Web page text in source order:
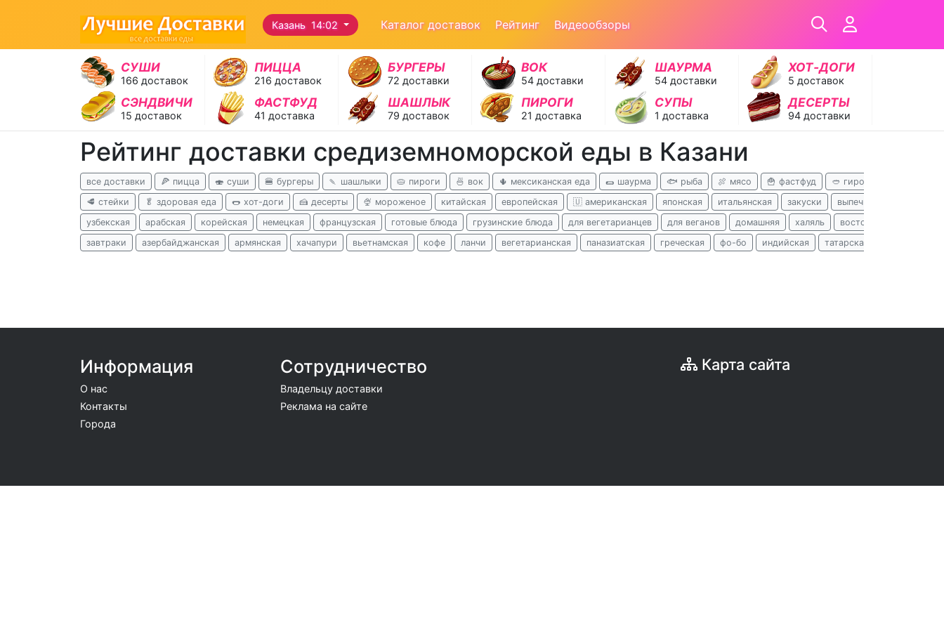
Казань 14:02 Каталог доставок Рейтинг Видеообзоры
СУШИ
166 доставок
ПИЦЦА
216 доставок
БУРГЕРЫ
72 доставки
ВОК
54 доставки
ШАУРМА
54 доставки
ХОТ‑ДОГИ
5 доставок
СЭНДВИЧИ
15 доставок
ФАСТФУД
41 доставка
ШАШЛЫК
79 доставок
ПИРОГИ
21 доставка
СУПЫ
1 доставка
ДЕСЕРТЫ
94 доставки
Рейтинг доставки средиземноморской еды в Казани
все доставки 🍕 пицца 🍣 суши 🍔 бургеры 🍡 шашлыки 🥧 пироги 🍜 вок 🌵 мексиканская еда 🌯 шаурма 🐟 рыба 🍖 мясо 🍟 фастфуд 🥙 гирос
🥩 стейки
🥬 здоровая еда 🌭 хот-доги 🍰 десерты 🍨 мороженое китайская европейская 🇺 американская японская итальянская закуски выпечка
узбекская
арабская корейская немецкая французская готовые блюда грузинские блюда для вегетарианцев для веганов домашняя халяль восточная
завтраки
азербайджанская армянская хачапури вьетнамская кофе ланчи вегетарианская паназиатская греческая фо-бо индийская татарская
Информация
О нас
Контакты
Города
Сотрудничество
Владельцу доставки
Реклама на сайте
Карта сайта